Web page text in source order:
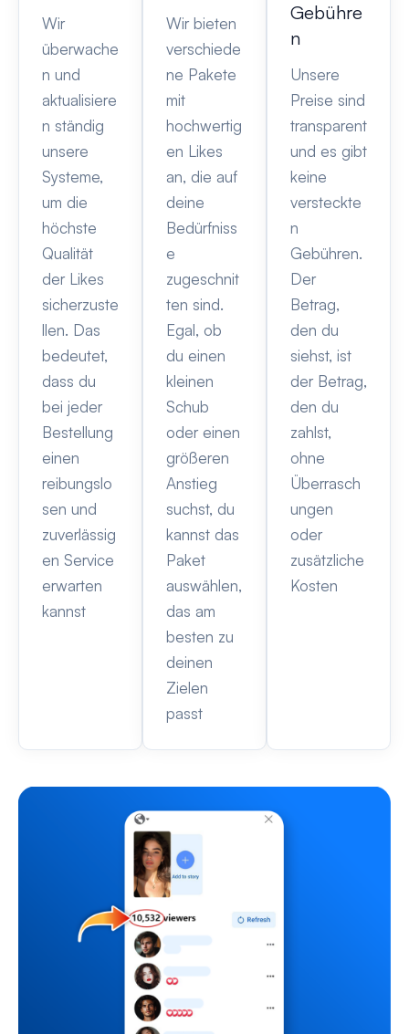
Wir
überwache
n und
aktualisiere
n ständig
unsere
Systeme,
um die
höchste
Qualität
der Likes
sicherzuste
llen. Das
bedeutet,
dass du
bei jeder
Bestellung
einen
reibungslo
sen und
zuverlässig
en Service
erwarten
kannst
Wir bieten
verschiede
ne Pakete
mit
hochwertig
en Likes
an, die auf
deine
Bedürfniss
e
zugeschnit
ten sind.
Egal, ob
du einen
kleinen
Schub
oder einen
größeren
Anstieg
suchst, du
kannst das
Paket
auswählen,
das am
besten zu
deinen
Zielen
passt
Gebühre
n
Unsere
Preise sind
transparent
und es gibt
keine
versteckte
n
Gebühren.
Der
Betrag,
den du
siehst, ist
der Betrag,
den du
zahlst,
ohne
Überrasch
ungen
oder
zusätzliche
Kosten